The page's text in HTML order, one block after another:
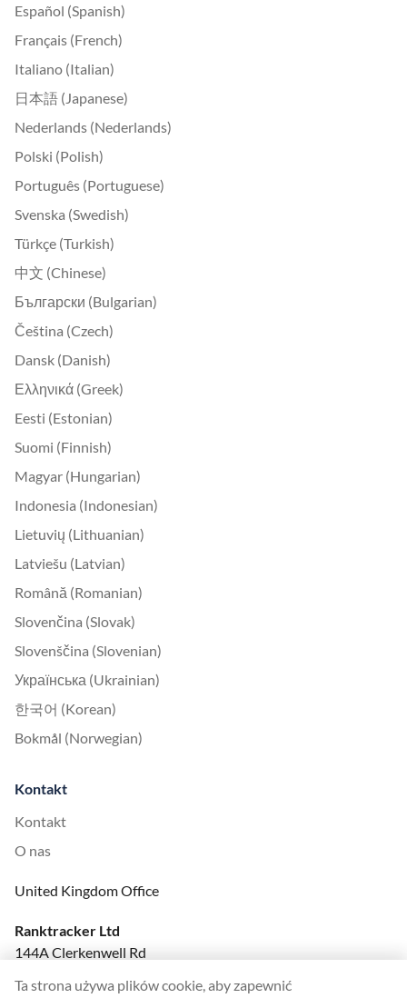
Español (Spanish)
Français (French)
Italiano (Italian)
日本語 (Japanese)
Nederlands (Nederlands)
Polski (Polish)
Português (Portuguese)
Svenska (Swedish)
Türkçe (Turkish)
中文 (Chinese)
Български (Bulgarian)
Čeština (Czech)
Dansk (Danish)
Ελληνικά (Greek)
Eesti (Estonian)
Suomi (Finnish)
Magyar (Hungarian)
Indonesia (Indonesian)
Lietuvių (Lithuanian)
Latviešu (Latvian)
Română (Romanian)
Slovenčina (Slovak)
Slovenščina (Slovenian)
Українська (Ukrainian)
한국어 (Korean)
Bokmål (Norwegian)
Kontakt
Kontakt
O nas
United Kingdom Office
Ranktracker Ltd
144A Clerkenwell Rd
Ta strona używa plików cookie, aby zapewnić